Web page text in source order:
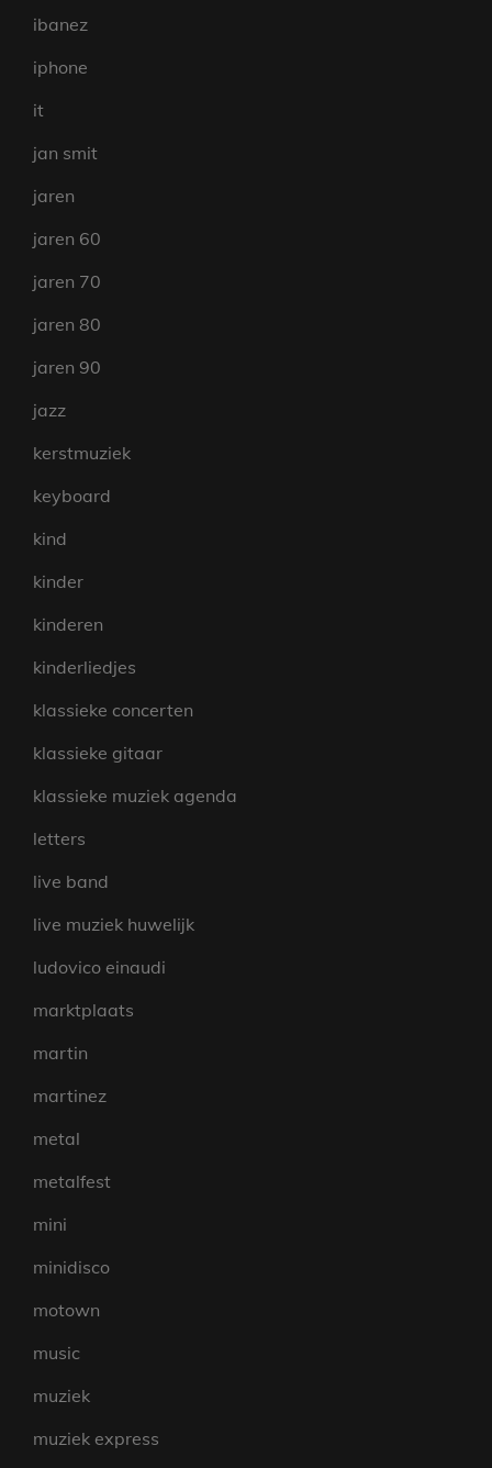
ibanez
iphone
it
jan smit
jaren
jaren 60
jaren 70
jaren 80
jaren 90
jazz
kerstmuziek
keyboard
kind
kinder
kinderen
kinderliedjes
klassieke concerten
klassieke gitaar
klassieke muziek agenda
letters
live band
live muziek huwelijk
ludovico einaudi
marktplaats
martin
martinez
metal
metalfest
mini
minidisco
motown
music
muziek
muziek express